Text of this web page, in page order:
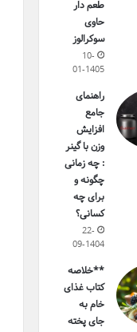
طعم دار
حاوی
سوکرالوز
10-
01-1405
راهنمای
جامع
افزایش
وزن با گینر
: چه زمانی
چگونه و
برای چه
کسانی؟
22-
09-1404
**خلاصه
کتاب غذای
خام به
جای پخته